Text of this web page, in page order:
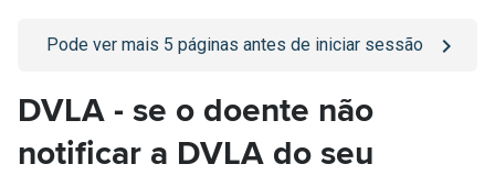
Go to/sign-inpage
Pode ver mais 5 páginas antes de iniciar sessão
DVLA - se o doente não
notificar a DVLA do seu